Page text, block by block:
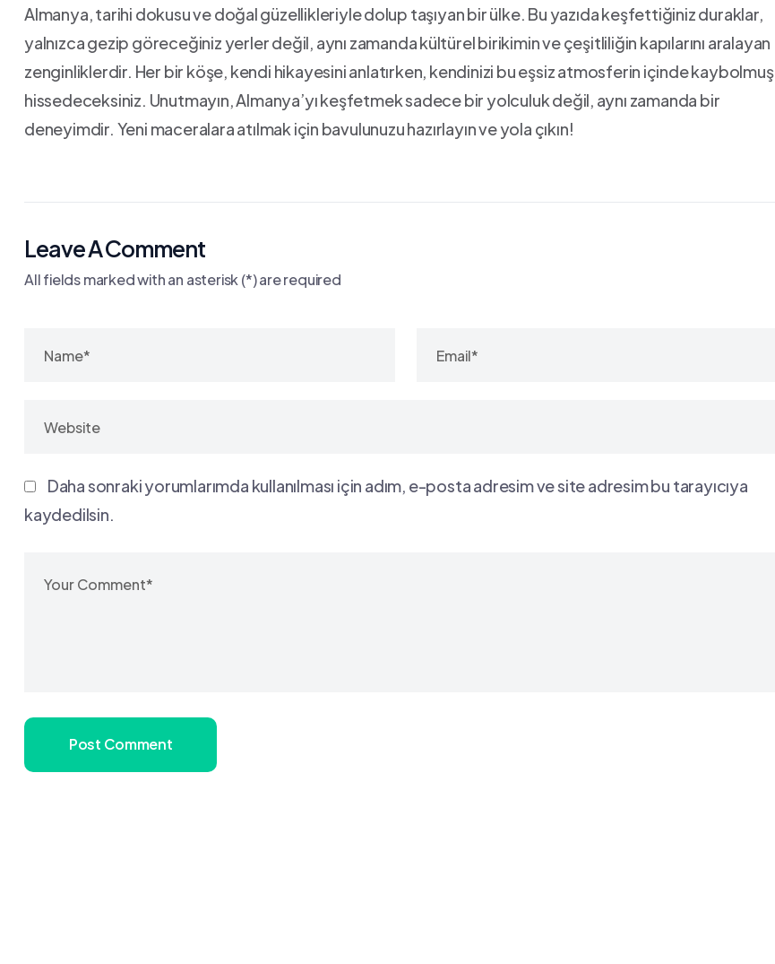
Almanya,​ tarihi ‍dokusu ve ‌doğal⁣ güzellikleriyle⁢ dolup taşıyan​ bir ülke. Bu yazıda keşfettiğiniz duraklar,⁣
yalnızca‍ gezip göreceğiniz yerler ‌değil, aynı zamanda ⁣kültürel birikimin ve çeşitliliğin​ kapılarını aralayan
zenginliklerdir. Her ‍bir köşe, ‌kendi hikayesini anlatırken, kendinizi ‍bu eşsiz atmosferin⁣ içinde kaybolmuş
hissedeceksiniz. Unutmayın, Almanya’yı keşfetmek ‍sadece bir ‍yolculuk değil, ⁢aynı zamanda bir
deneyimdir. Yeni maceralara atılmak için ⁢bavulunuzu hazırlayın ve yola çıkın!
Leave A Comment
All fields marked with an asterisk (*) are required
Daha sonraki yorumlarımda kullanılması için adım, e-posta adresim ve site adresim bu tarayıcıya
kaydedilsin.
Post Comment